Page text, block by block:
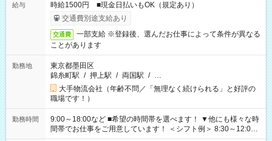
給与
時給1500円 ■現金日払いもOK（規定あり）
交通費別途支給あり
交通費
一部支給 ※登録後、選んだお仕事によって条件が異なる
ことがあります
勤務地
東京都墨田区
錦糸町駅 / 押上駅 / 両国駅 / …
大手物流会社（年齢不問／「無理なく続けられる」と好評の
職場です！）
勤務時間
9:00～18:00など ■希望の時間帯を選べます！ ▼他にも様々な時
間帯でお仕事をご用意しています！ ＜シフト例＞ 8:30～12:00
17:00～22:00 13:00～22:00 22:00～翌6:00 など